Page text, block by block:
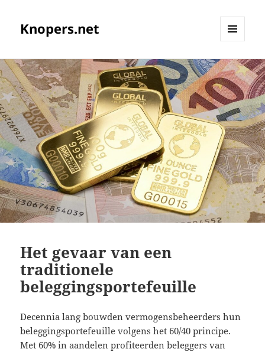
Knopers.net
WIDGETS
Het gevaar van een
traditionele
beleggingsportefeuille
Decennia lang bouwden vermogensbeheerders hun
beleggingsportefeuille volgens het 60/40 principe.
Met 60% in aandelen profiteerden beleggers van